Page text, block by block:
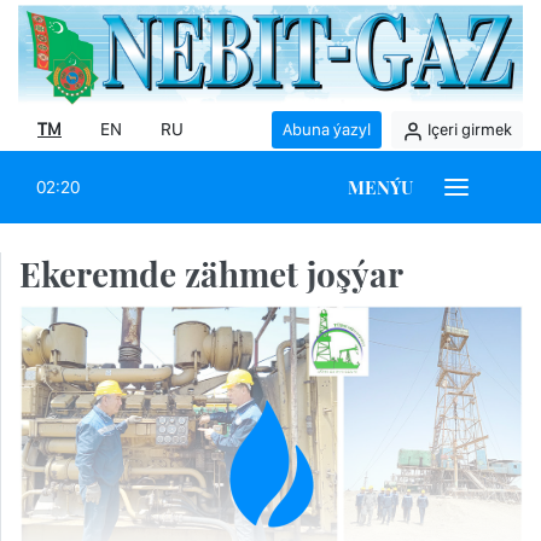
TM EN RU Abuna ýazyl Içeri girmek
02:20 MENÝU
Ekeremde zähmet joşýar